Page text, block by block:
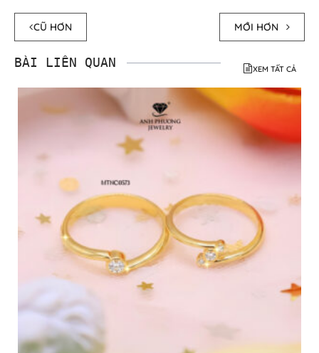
CŨ HƠN MỚI HƠN
XEM TẤT CẢ
BÀI LIÊN QUAN